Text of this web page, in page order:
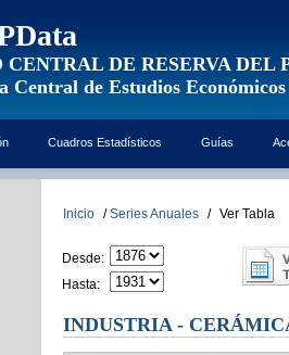
CENTRAL DE RESERVA DEL
Central de Estudios Económicos
Cuadros Estadísticos Guías
Inicio / Series Anuales / Ver Tabla
Desde:
Hasta:
INDUSTRIA -